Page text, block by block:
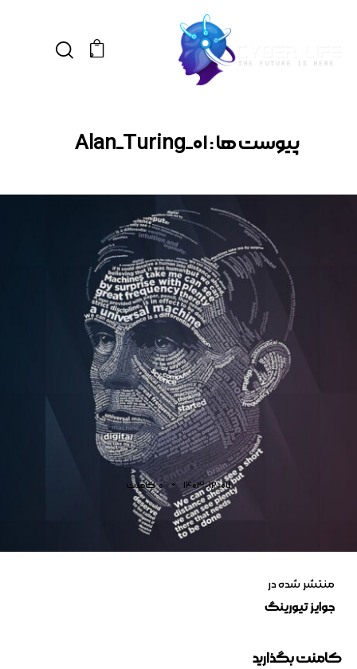
0
پیوست ها : Alan_Turing_01
1403-12-07
0 کامنت
منتشر شده در
جوایز تیورینگ
کامنت بگذارید